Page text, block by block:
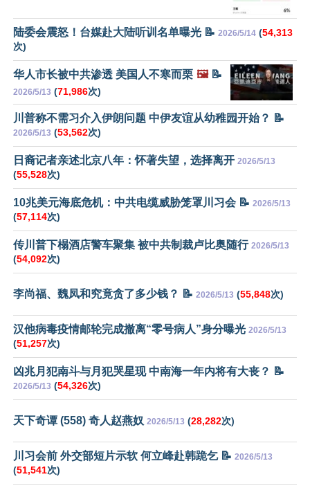
陆委会震怒！台媒赴大陆听训名单曝光 📝 2026/5/14 (54,313
次)
华人市长被中共渗透 美国人不寒而栗 🖼️📝
2026/5/13 (71,986次)
川普称不需习介入伊朗问题 中伊友谊从幼稚园开始？ 📝
2026/5/13 (53,562次)
日裔记者亲述北京八年：怀著失望，选择离开 2026/5/13
(55,528次)
10兆美元海底危机：中共电缆威胁笼罩川习会 📝 2026/5/13
(57,114次)
传川普下榻酒店警车聚集 被中共制裁卢比奥随行 2026/5/13
(54,092次)
李尚福、魏凤和究竟贪了多少钱？ 📝 2026/5/13 (55,848次)
汉他病毒疫情邮轮完成撤离“零号病人”身分曝光 2026/5/13
(51,257次)
凶兆月犯南斗与月犯哭星现 中南海一年内将有大丧？ 📝
2026/5/13 (54,326次)
天下奇谭 (558) 奇人赵燕奴 2026/5/13 (28,282次)
川习会前 外交部短片示软 何立峰赴韩跪乞 📝 2026/5/13
(51,541次)